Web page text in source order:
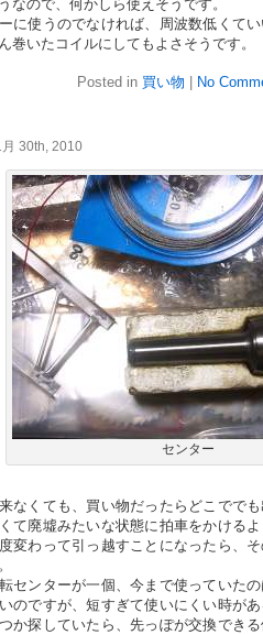
なので、何かしら使えそうです。
に使うのでなければ、周波数低くて
巻いたコイルにしてもよさそうです。
Posted in 買い物 No
30th, 2010
センター
なくても、買い物だったらどこでで
て廃墟みたいな状態に拍車をかける
変わって引っ越すことになったら、
センターが一個、今まで使っていた
のですが、短すぎて使いにくい時が
か探していたら、先っぽが交換でき